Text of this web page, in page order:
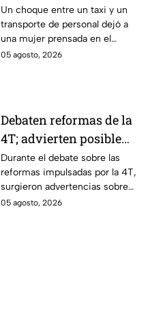
transporte público y de
personal en Tijuana
Un choque entre un taxi y un
transporte de personal dejó a
una mujer prensada en el
bulevar Insurgentes, a la altura
05 agosto, 2026
Debaten reformas de la
4T; advierten posible
control sobre la
información y voces
críticas
Durante el debate sobre las
reformas impulsadas por la 4T,
surgieron advertencias sobre
un posible impacto en la
05 agosto, 2026